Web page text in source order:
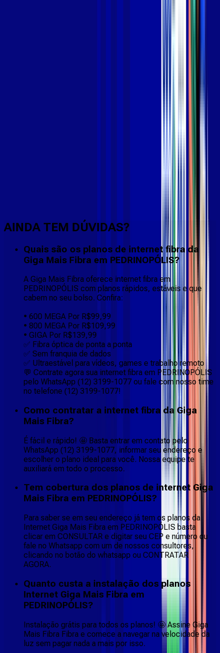
AINDA TEM DÚVIDAS?
Quais são os planos de internet fibra da
Giga Mais Fibra em PEDRINOPÓLIS?
A Giga Mais Fibra oferece internet fibra em
PEDRINOPÓLIS com planos rápidos, estáveis e que
cabem no seu bolso. Confira:
• 600 MEGA Por R$99,99
• 800 MEGA Por R$109,99
• GIGA Por R$139,99
✅ Fibra óptica de ponta a ponta
✅ Sem franquia de dados
✅ Ultraestável para vídeos, games e trabalho remoto
💬 Contrate agora sua internet fibra em PEDRINOPÓLIS
pelo WhatsApp (12) 3199-1077 ou fale com nosso time
no telefone (12) 3199-1077!
Como contratar a internet fibra da Giga
Mais Fibra?
É fácil e rápido! 🤩 Basta entrar em contato pelo
WhatsApp (12) 3199-1077, informar seu endereço e
escolher o plano ideal para você. Nossa equipe te
auxiliará em todo o processo.
Tem cobertura dos planos de internet Giga
Mais Fibra em PEDRINOPÓLIS?
Para saber se em seu endereço já tem os planos da
Internet Giga Mais Fibra em PEDRINOPÓLIS basta
clicar em CONSULTAR e digitar seu CEP e número ou
fale no Whatsapp com um de nossos consultores,
clicando no botão do whatsapp ou CONTRATAR
AGORA.
Quanto custa a instalação dos planos
Internet Giga Mais Fibra em
PEDRINOPÓLIS?
Instalação grátis para todos os planos! 🤩 Assine Giga
Mais Fibra Fibra e comece a navegar na velocidade da
luz sem pagar nada a mais por isso.